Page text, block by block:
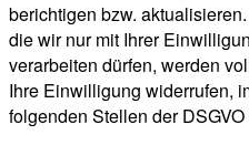
berichtigen bzw.
die wir nur mit Ihrer
verarbeiten dürfen, werden
Ihre Einwilligung widerrufen,
folgenden Stellen der